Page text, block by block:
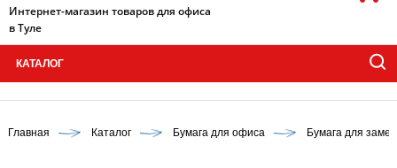
Интернет-магазин товаров для офиса
в Туле
КАТАЛОГ
Главная Каталог Бумага для офиса Бумага для